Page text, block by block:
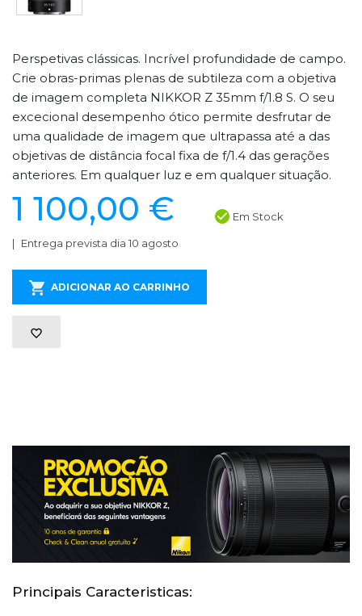
Perspetivas clássicas. Incrível profundidade de campo.
Crie obras-primas plenas de subtileza com a objetiva
de imagem completa NIKKOR Z 35mm f/1.8 S. O seu
excecional desempenho ótico permite desfrutar de
uma qualidade de imagem que ultrapassa até a das
objetivas de distância focal fixa de f/1.4 das gerações
anteriores. Em qualquer luz e em qualquer situação.
1 100,00 € Em Stock
Entrega prevista dia 10 agosto
ADICIONAR AO CARRINHO
Principais Caracteristicas: